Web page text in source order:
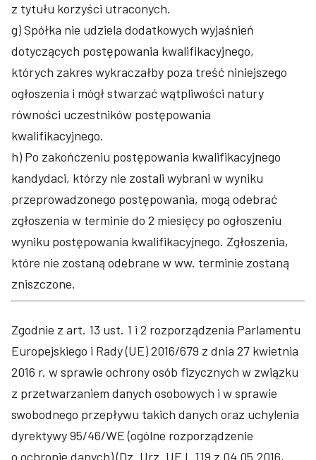
z tytułu korzyści utraconych.
g) Spółka nie udziela dodatkowych wyjaśnień
dotyczących postępowania kwalifikacyjnego,
których zakres wykraczałby poza treść niniejszego
ogłoszenia i mógł stwarzać wątpliwości natury
równości uczestników postępowania
kwalifikacyjnego.
h) Po zakończeniu postępowania kwalifikacyjnego
kandydaci, którzy nie zostali wybrani w wyniku
przeprowadzonego postępowania, mogą odebrać
zgłoszenia w terminie do 2 miesięcy po ogłoszeniu
wyniku postępowania kwalifikacyjnego. Zgłoszenia,
które nie zostaną odebrane w ww. terminie zostaną
zniszczone.
Zgodnie z art. 13 ust. 1 i 2 rozporządzenia Parlamentu
Europejskiego i Rady (UE) 2016/679 z dnia 27 kwietnia
2016 r. w sprawie ochrony osób fizycznych w związku
z przetwarzaniem danych osobowych i w sprawie
swobodnego przepływu takich danych oraz uchylenia
dyrektywy 95/46/WE (ogólne rozporządzenie
o ochronie danych) (Dz. Urz. UE L 119 z 04.05.2016,